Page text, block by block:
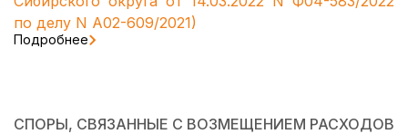
по делу N А02-609/2021)
Подробнее
СПОРЫ, СВЯЗАННЫЕ С ВОЗМЕЩЕНИЕМ РАСХОДОВ